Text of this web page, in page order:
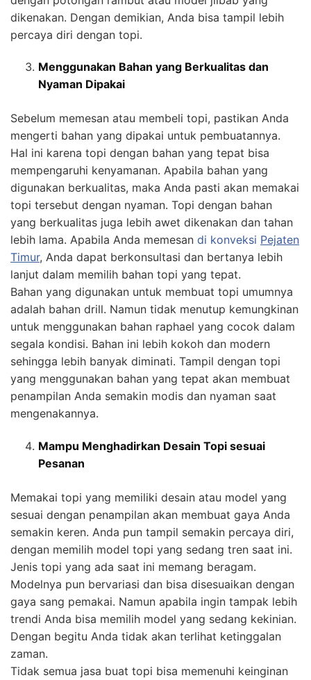
dikenakan. Dengan demikian, Anda bisa tampil lebih
percaya diri dengan topi.
Menggunakan Bahan yang Berkualitas dan
Nyaman Dipakai
Sebelum memesan atau membeli topi, pastikan Anda
mengerti bahan yang dipakai untuk pembuatannya.
Hal ini karena topi dengan bahan yang tepat bisa
mempengaruhi kenyamanan. Apabila bahan yang
digunakan berkualitas, maka Anda pasti akan memakai
topi tersebut dengan nyaman. Topi dengan bahan
yang berkualitas juga lebih awet dikenakan dan tahan
lebih lama. Apabila Anda memesan di konveksi Pejaten
Timur, Anda dapat berkonsultasi dan bertanya lebih
lanjut dalam memilih bahan topi yang tepat.
Bahan yang digunakan untuk membuat topi umumnya
adalah bahan drill. Namun tidak menutup kemungkinan
untuk menggunakan bahan raphael yang cocok dalam
segala kondisi. Bahan ini lebih kokoh dan modern
sehingga lebih banyak diminati. Tampil dengan topi
yang menggunakan bahan yang tepat akan membuat
penampilan Anda semakin modis dan nyaman saat
mengenakannya.
Mampu Menghadirkan Desain Topi sesuai
Pesanan
Memakai topi yang memiliki desain atau model yang
sesuai dengan penampilan akan membuat gaya Anda
semakin keren. Anda pun tampil semakin percaya diri,
dengan memilih model topi yang sedang tren saat ini.
Jenis topi yang ada saat ini memang beragam.
Modelnya pun bervariasi dan bisa disesuaikan dengan
gaya sang pemakai. Namun apabila ingin tampak lebih
trendi Anda bisa memilih model yang sedang kekinian.
Dengan begitu Anda tidak akan terlihat ketinggalan
zaman.
Tidak semua jasa buat topi bisa memenuhi keinginan